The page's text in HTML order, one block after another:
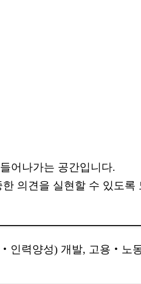
어나가는 공간입니다.
의견을 실현할 수 있도록
인력양성) 개발, 고용‧노